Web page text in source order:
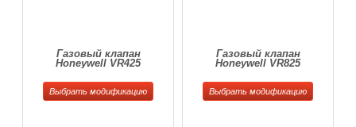
Газовый клапан
Honeywell VR425
Выбрать модификацию
Газовый клапан
Honeywell VR825
Выбрать модификацию